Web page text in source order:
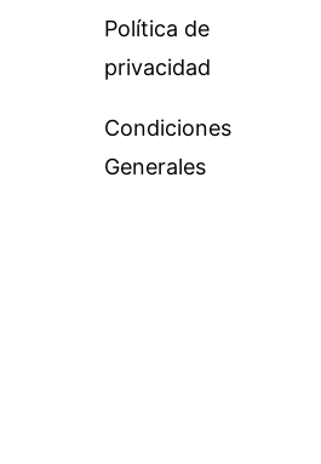
Política de
privacidad
Condiciones
Generales